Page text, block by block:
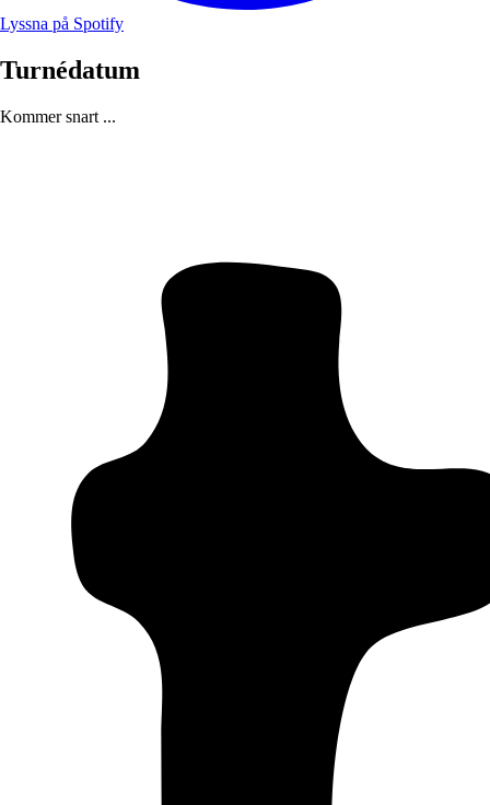
Lyssna på Spotify
Turnédatum
Kommer snart ...